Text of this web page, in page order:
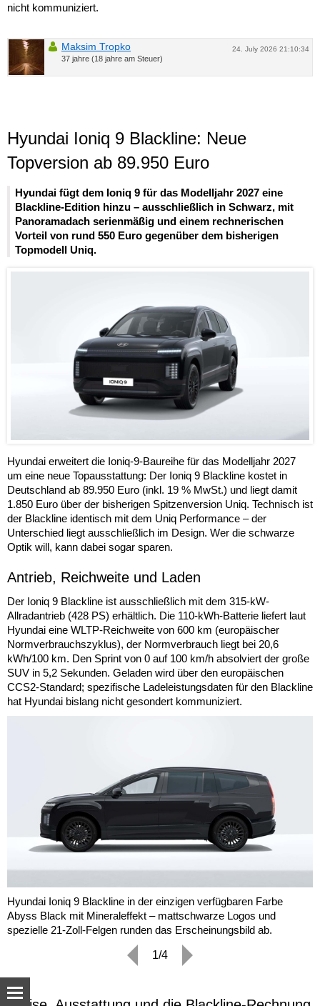
nicht kommuniziert.
24. July 2026 21:10:34
Maksim Tropko
37 jahre (18 jahre am Steuer)
Hyundai Ioniq 9 Blackline: Neue
Topversion ab 89.950 Euro
Hyundai fügt dem Ioniq 9 für das Modelljahr 2027 eine
Blackline-Edition hinzu – ausschließlich in Schwarz, mit
Panoramadach serienmäßig und einem rechnerischen
Vorteil von rund 550 Euro gegenüber dem bisherigen
Topmodell Uniq.
Hyundai erweitert die Ioniq-9-Baureihe für das Modelljahr 2027
um eine neue Topausstattung: Der Ioniq 9 Blackline kostet in
Deutschland ab 89.950 Euro (inkl. 19 % MwSt.) und liegt damit
1.850 Euro über der bisherigen Spitzenversion Uniq. Technisch ist
der Blackline identisch mit dem Uniq Performance – der
Unterschied liegt ausschließlich im Design. Wer die schwarze
Optik will, kann dabei sogar sparen.
Antrieb, Reichweite und Laden
Der Ioniq 9 Blackline ist ausschließlich mit dem 315-kW-
Allradantrieb (428 PS) erhältlich. Die 110-kWh-Batterie liefert laut
Hyundai eine WLTP-Reichweite von 600 km (europäischer
Normverbrauchszyklus), der Normverbrauch liegt bei 20,6
kWh/100 km. Den Sprint von 0 auf 100 km/h absolviert der große
SUV in 5,2 Sekunden. Geladen wird über den europäischen
CCS2-Standard; spezifische Ladeleistungsdaten für den Blackline
hat Hyundai bislang nicht gesondert kommuniziert.
Hyundai Ioniq 9 Blackline in der einzigen verfügbaren Farbe
Abyss Black mit Mineraleffekt – mattschwarze Logos und
spezielle 21-Zoll-Felgen runden das Erscheinungsbild ab.
1/4